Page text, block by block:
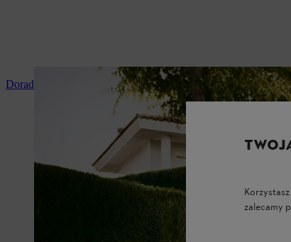
Doradztwo i instruktaż produktowy
zalecamy